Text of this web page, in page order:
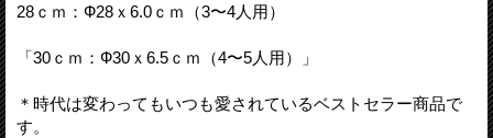
28ｃｍ：Ф28ｘ6.0ｃｍ（3〜4人用）
「30ｃｍ：Ф30ｘ6.5ｃｍ（4〜5人用）」
＊時代は変わってもいつも愛されているベストセラー商品で
す。